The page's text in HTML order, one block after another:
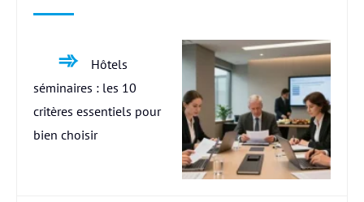
Hôtels
séminaires : les 10
critères essentiels pour
bien choisir